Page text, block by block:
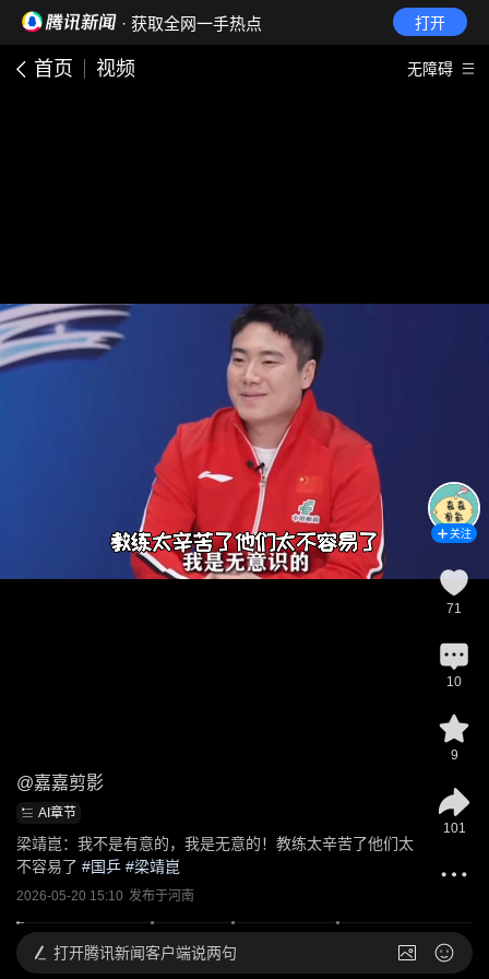
· 获取全网一手热点 打开
首页 视频 无障碍
@嘉嘉剪影
AI章节
梁靖崑：我不是有意的，我是无意的！教练太辛苦了他们太
不容易了 #国乒 #梁靖崑
2026-05-20 15:10 发布于河南
关注
71
10
9
101
打开腾讯新闻客户端说两句